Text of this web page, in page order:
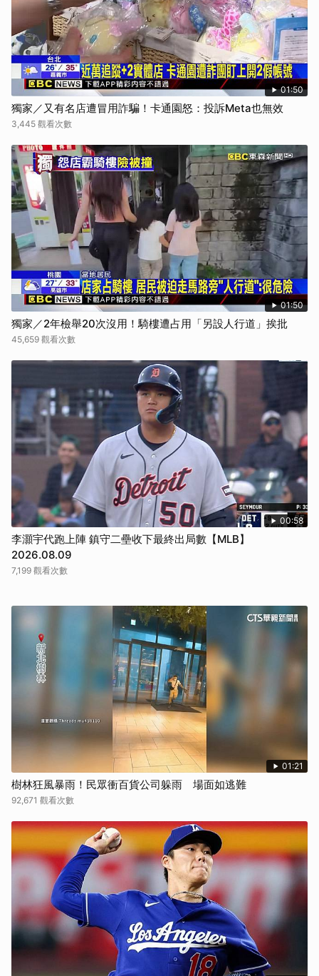
01:50
獨家／又有名店遭冒用詐騙！卡通園怒：投訴Meta也無效
3,445 觀看次數
01:50
獨家／2年檢舉20次沒用！騎樓遭占用「另設人行道」挨批
45,659 觀看次數
00:58
李灝宇代跑上陣 鎮守二壘收下最終出局數【MLB】
2026.08.09
7,199 觀看次數
01:21
樹林狂風暴雨！民眾衝百貨公司躲雨 場面如逃難
92,671 觀看次數